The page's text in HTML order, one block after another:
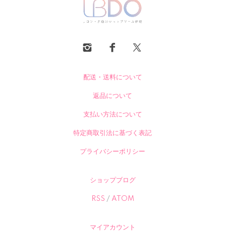
配送・送料について
返品について
支払い方法について
特定商取引法に基づく表記
プライバシーポリシー
ショップブログ
RSS / ATOM
マイアカウント